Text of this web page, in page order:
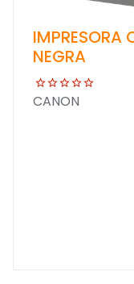
IMPRESORA
NEGRA
CANON